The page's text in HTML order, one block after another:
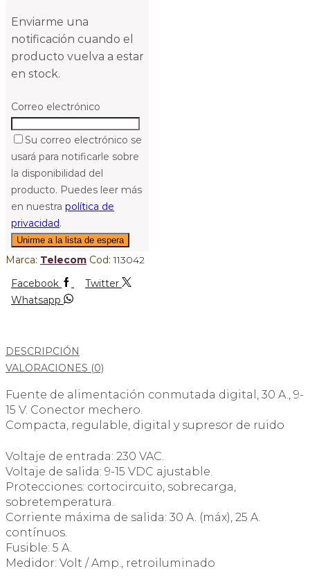
Enviarme una
notificación cuando el
producto vuelva a estar
en stock.
Correo electrónico
Su correo electrónico se
usará para notificarle sobre
la disponibilidad del
producto. Puedes leer más
en nuestra política de
privacidad.
Marca: Telecom Cod:113042
Facebook
Twitter
Whatsapp
DESCRIPCIÓN
VALORACIONES (0)
Fuente de alimentación conmutada digital, 30 A., 9-
15 V. Conector mechero.
Compacta, regulable, digital y supresor de ruido
Voltaje de entrada: 230 VAC.
Voltaje de salida: 9-15 VDC ajustable.
Protecciones: cortocircuito, sobrecarga,
sobretemperatura.
Corriente máxima de salida: 30 A. (máx), 25 A.
contínuos.
Fusible: 5 A.
Medidor: Volt / Amp., retroiluminado